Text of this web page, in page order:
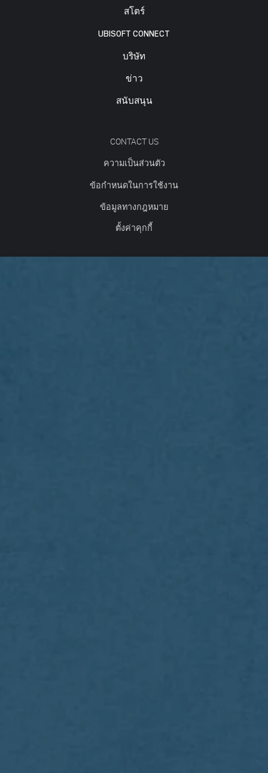
สโตร์
UBISOFT CONNECT
บริษัท
ข่าว
สนับสนุน
CONTACT US
ความเป็นส่วนตัว
ข้อกำหนดในการใช้งาน
ข้อมูลทางกฎหมาย
ตั้งค่าคุกกี้